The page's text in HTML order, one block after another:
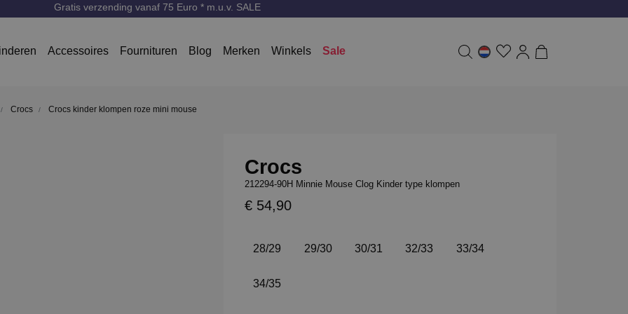
Gratis verzending vanaf 75 Euro * m.u.v. SALE
Accessoires Fournituren Blog Merken Winkels Sale
Crocs Crocs kinder klompen roze mini mouse
Crocs
212294-90H Minnie Mouse Clog Kinder type klompen
€ 54,90
28/29 29/30 30/31 32/33 33/34
34/35